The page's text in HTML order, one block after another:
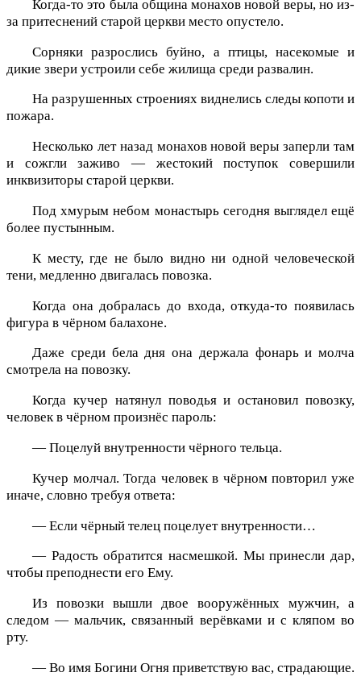
Когда-то это была община монахов новой веры, но из-
за притеснений старой церкви место опустело.
Сорняки разрослись буйно, а птицы, насекомые и
дикие звери устроили себе жилища среди развалин.
На разрушенных строениях виднелись следы копоти и
пожара.
Несколько лет назад монахов новой веры заперли там
и сожгли заживо — жестокий поступок совершили
инквизиторы старой церкви.
Под хмурым небом монастырь сегодня выглядел ещё
более пустынным.
К месту, где не было видно ни одной человеческой
тени, медленно двигалась повозка.
Когда она добралась до входа, откуда-то появилась
фигура в чёрном балахоне.
Даже среди бела дня она держала фонарь и молча
смотрела на повозку.
Когда кучер натянул поводья и остановил повозку,
человек в чёрном произнёс пароль:
— Поцелуй внутренности чёрного тельца.
Кучер молчал. Тогда человек в чёрном повторил уже
иначе, словно требуя ответа:
— Если чёрный телец поцелует внутренности…
— Радость обратится насмешкой. Мы принесли дар,
чтобы преподнести его Ему.
Из повозки вышли двое вооружённых мужчин, а
следом — мальчик, связанный верёвками и с кляпом во
рту.
— Во имя Богини Огня приветствую вас, страдающие.